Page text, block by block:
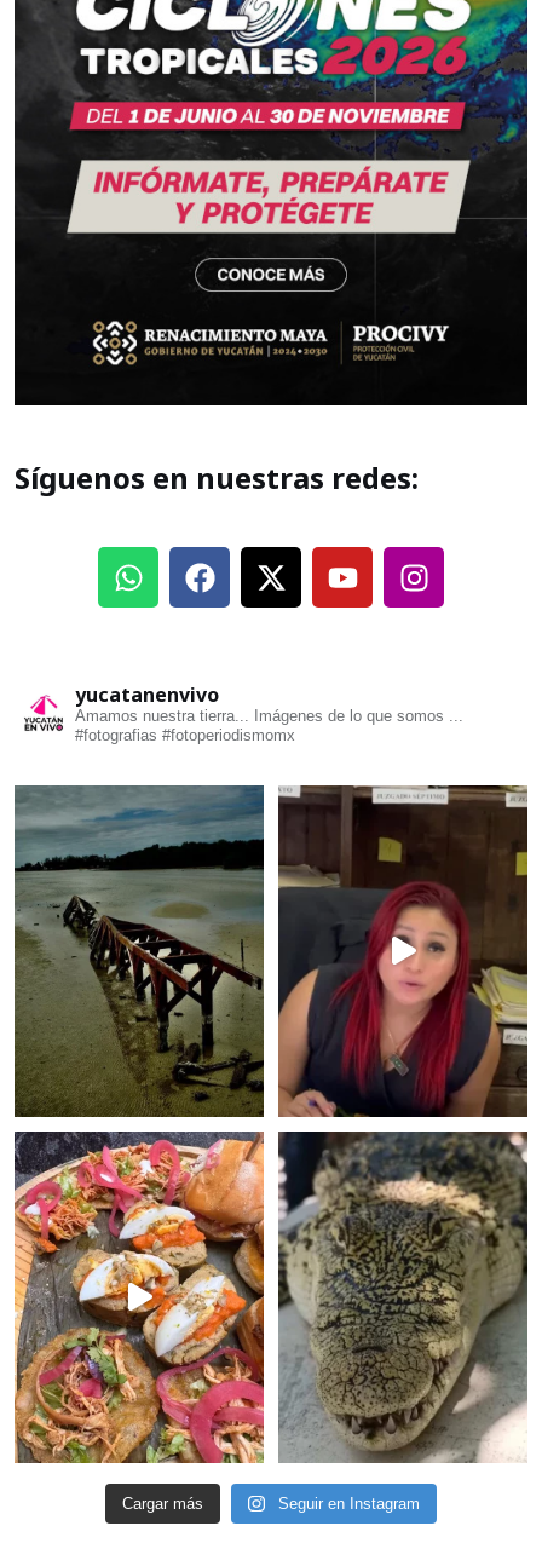
Síguenos en nuestras redes:
yucatanenvivo
Amamos nuestra tierra... Imágenes de lo que somos ...
#fotografias #fotoperiodismomx
Cargar más Seguir en Instagram